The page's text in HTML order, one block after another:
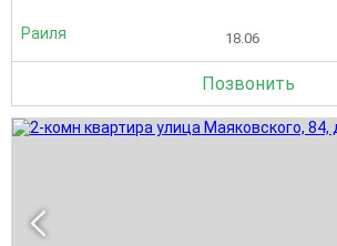
Раиля 18.06
Позвонить